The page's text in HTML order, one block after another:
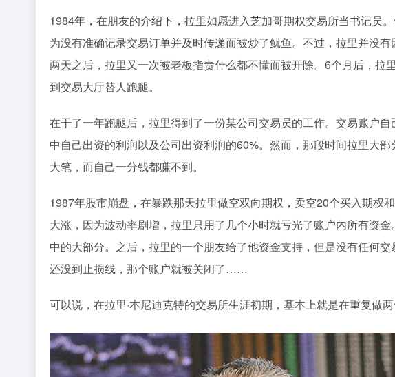
1984年，在朋友的介绍下，拉里如愿进入芝加哥期权交易所当书记员
为没有准确记录交易订单并及时传递而被炒了鱿鱼。不过，拉里并没
两天之后，拉里又一次被老板指责什么都不懂而被开除。6个月后，
到交易大厅替人跑腿。
在干了一年跑腿后，拉里得到了一份某公司交易员的工作。交易账户
中自己出资的利润以及公司出资利润的60%。然而，那段时间拉里大
大笔，而自己一分钱都赚不到。
1987年股市崩盘，在暴跌那天拉里做空双向期权，卖空20个买入期权
大涨，因为波动率剧增，拉里只用了几个小时就亏光了账户内所有资
中的大部分。之后，拉里的一个朋友给了他资金支持，但是没有任何交
还没到止损线，那个账户就被关闭了……
可以说，在拉里·本尼迪克特的交易所生涯初期，基本上就是在重复做